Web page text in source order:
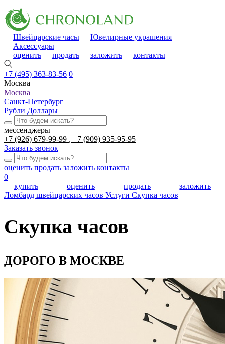
Швейцарские часы
Ювелирные украшения
Аксессуары
оценить
продать заложить контакты
+7 (495) 363-83-56 0
Москва
Москва
Санкт-Петербург
Рубли Доллары
мессенджеры
+7 (926) 679-99-99
+7 (909) 935-95-95
Заказать звонок
оценить продать заложить контакты
0
купить
оценить продать
заложить
Ломбард швейцарских часов Услуги Скупка часов
Скупка часов
ДОРОГО В МОСКВЕ